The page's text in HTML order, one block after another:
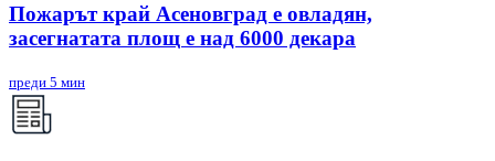
Пожарът край Асеновград е овладян,
засегнатата площ е над 6000 декара
преди 5 мин